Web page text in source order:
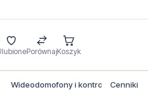
PorównajKoszyk
Wideodomofony i kontrola dostepu
Cenniki